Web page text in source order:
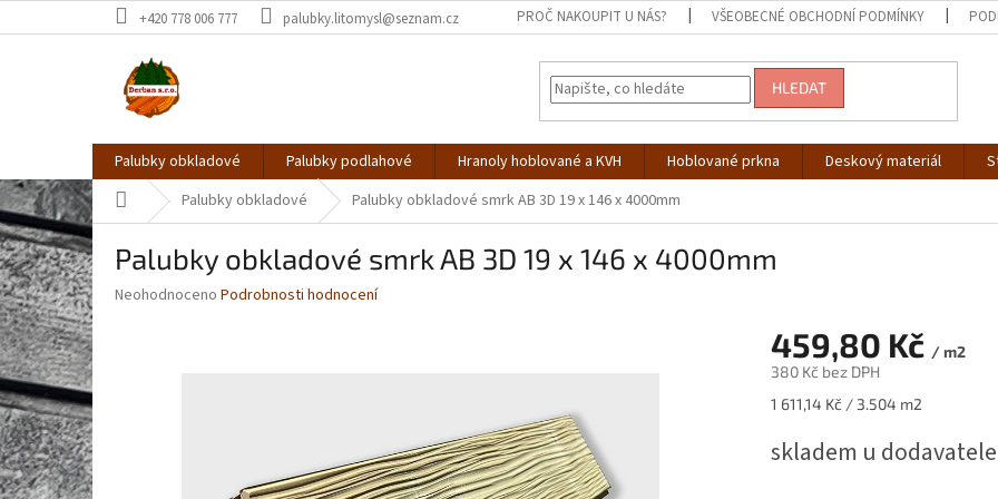
na
+420 778 006 777 palubky.litomysl@seznam.cz PROČ NAKOUPIT U NÁS? VŠEOBECNÉ OBCHODNÍ PODMÍNKY
HLEDAT
Palubky obkladové Palubky podlahové Hranoly hoblované a KVH Hoblované prkna Deskový materiál
Domů Palubky obkladové Palubky obkladové smrk AB 3D 19 x 146 x 4000mm
Palubky obkladové smrk AB 3D 19 x 146 x 4000mm
Průměrné
Neohodnoceno Podrobnosti hodnocení
459,80 Kč / m2
380 Kč bez DPH
Měrná
1 611,14 Kč / 3.504 m2
skladem u dodavatele